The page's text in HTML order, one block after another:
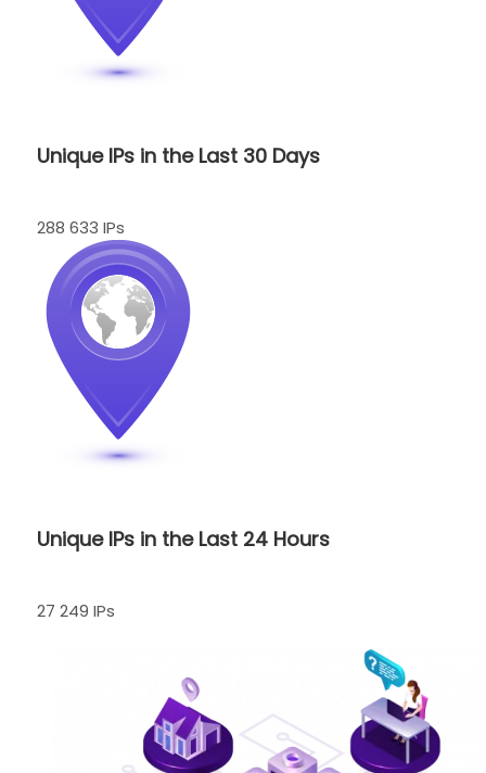
Unique IPs in the Last 30 Days
288 633 IPs
Unique IPs in the Last 24 Hours
27 249 IPs